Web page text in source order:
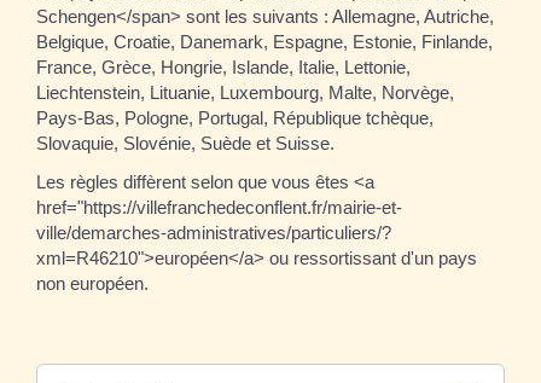
Schengen</span> sont les suivants : Allemagne, Autriche,
Belgique, Croatie, Danemark, Espagne, Estonie, Finlande,
France, Grèce, Hongrie, Islande, Italie, Lettonie,
Liechtenstein, Lituanie, Luxembourg, Malte, Norvège,
Pays-Bas, Pologne, Portugal, République tchèque,
Slovaquie, Slovénie, Suède et Suisse.
Les règles diffèrent selon que vous êtes <a
href="https://villefranchedeconflent.fr/mairie-et-
ville/demarches-administratives/particuliers/?
xml=R46210">européen</a> ou ressortissant d'un pays
non européen.